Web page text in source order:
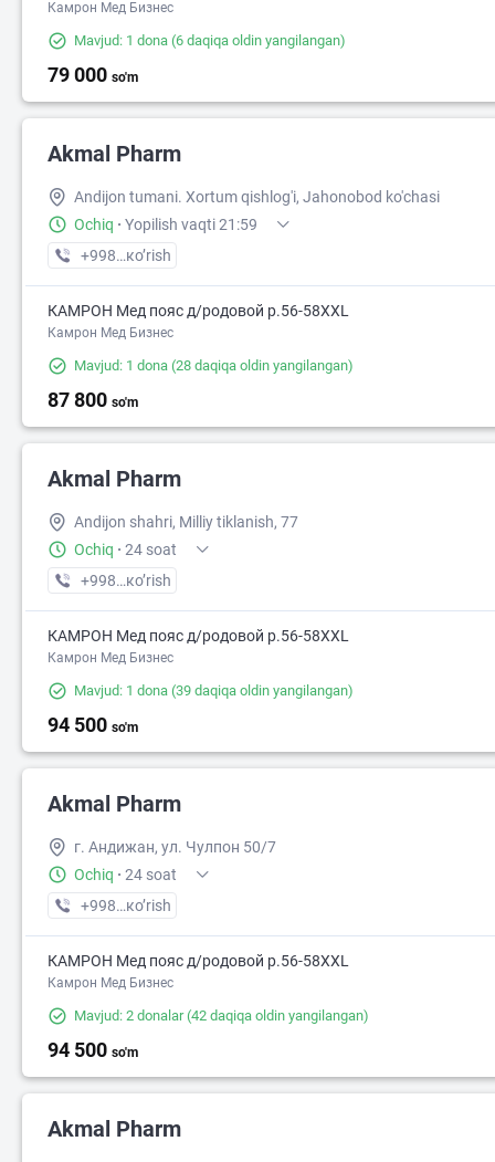
Камрон Мед Бизнес
Mavjud: 1 dona (6 daqiqa oldin yangilangan)
79 000 so'm
Akmal Pharm
Andijon tumani. Xortum qishlog'i, Jahonobod ko'chasi
Ochiq · Yopilish vaqti 21:59
+998 (91) XXX-XX-XX
кo’rish
КАМРОН Мед пояс д/родовой р.56-58XXL
Камрон Мед Бизнес
Mavjud: 1 dona (28 daqiqa oldin yangilangan)
87 800 so'm
Akmal Pharm
Andijon shahri, Milliy tiklanish, 77
Ochiq · 24 soat
+998 (91) XXX-XX-XX
кo’rish
КАМРОН Мед пояс д/родовой р.56-58XXL
Камрон Мед Бизнес
Mavjud: 1 dona (39 daqiqa oldin yangilangan)
94 500 so'm
Akmal Pharm
г. Андижан, ул. Чулпон 50/7
Ochiq · 24 soat
+998 (91) XXX-XX-XX
кo’rish
КАМРОН Мед пояс д/родовой р.56-58XXL
Камрон Мед Бизнес
Mavjud: 2 donalar(42 daqiqa oldin yangilangan)
94 500 so'm
Akmal Pharm